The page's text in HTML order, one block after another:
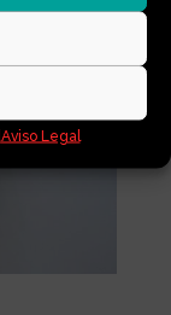
Aviso Legal